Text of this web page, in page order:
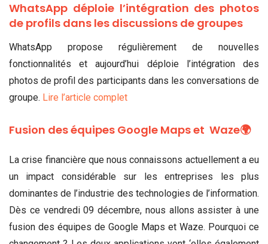
WhatsApp déploie l’intégration des photos
de profils dans les discussions de groupes
WhatsApp propose régulièrement de nouvelles
fonctionnalités et aujourd’hui déploie l’intégration des
photos de profil des participants dans les conversations de
groupe. Lire l’article complet
Fusion des équipes Google Maps et Waze🌍
La crise financière que nous connaissons actuellement a eu
un impact considérable sur les entreprises les plus
dominantes de l’industrie des technologies de l’information.
Dès ce vendredi 09 décembre, nous allons assister à une
fusion des équipes de Google Maps et Waze. Pourquoi ce